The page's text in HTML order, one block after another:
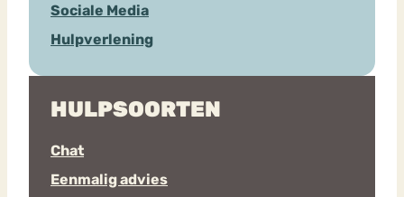
Sociale Media
Hulpverlening
HULPSOORTEN
Chat
Eenmalig advies